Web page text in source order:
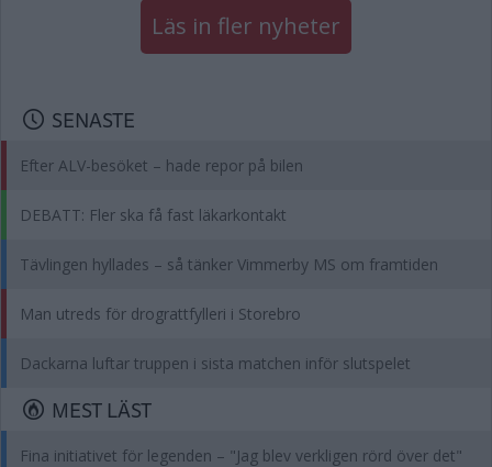
Läs in fler nyheter
SENASTE
Efter ALV-besöket – hade repor på bilen
DEBATT: Fler ska få fast läkarkontakt
Tävlingen hyllades – så tänker Vimmerby MS om framtiden
Man utreds för drograttfylleri i Storebro
Dackarna luftar truppen i sista matchen inför slutspelet
MEST LÄST
Fina initiativet för legenden – "Jag blev verkligen rörd över det"